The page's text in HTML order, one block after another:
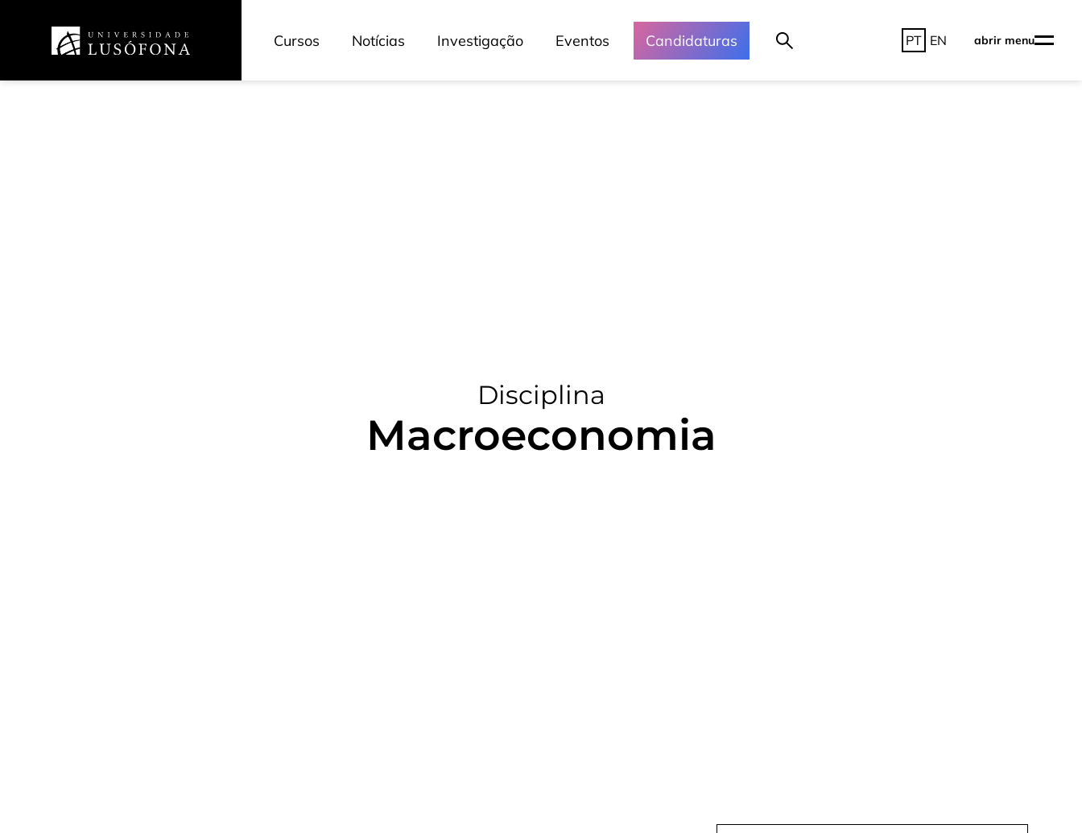
Cursos Notícias Investigação Eventos Candidaturas PT EN abrir menu
Disciplina
Macroeconomia